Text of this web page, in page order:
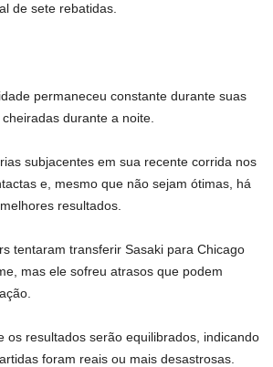
de sete rebatidas.
permaneceu constante durante suas
durante a noite.
subjacentes em sua recente corrida nos
e, mesmo que não sejam ótimas, há
resultados.
tentaram transferir Sasaki para Chicago
mas ele sofreu atrasos que podem
os resultados serão equilibrados, indicando
foram reais ou mais desastrosas.